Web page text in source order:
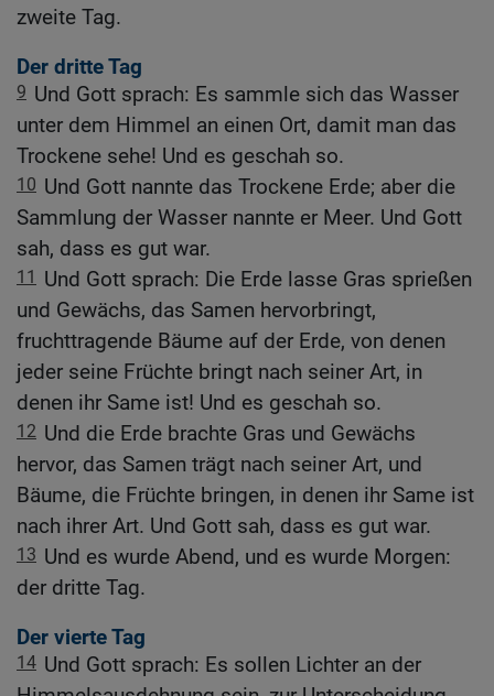
zweite Tag.
Der dritte Tag
9 Und Gott sprach: Es sammle sich das Wasser
unter dem Himmel an einen Ort, damit man das
Trockene sehe! Und es geschah so.
10 Und Gott nannte das Trockene Erde; aber die
Sammlung der Wasser nannte er Meer. Und Gott
sah, dass es gut war.
11 Und Gott sprach: Die Erde lasse Gras sprießen
und Gewächs, das Samen hervorbringt,
fruchttragende Bäume auf der Erde, von denen
jeder seine Früchte bringt nach seiner Art, in
denen ihr Same ist! Und es geschah so.
12 Und die Erde brachte Gras und Gewächs
hervor, das Samen trägt nach seiner Art, und
Bäume, die Früchte bringen, in denen ihr Same ist
nach ihrer Art. Und Gott sah, dass es gut war.
13 Und es wurde Abend, und es wurde Morgen:
der dritte Tag.
Der vierte Tag
14 Und Gott sprach: Es sollen Lichter an der